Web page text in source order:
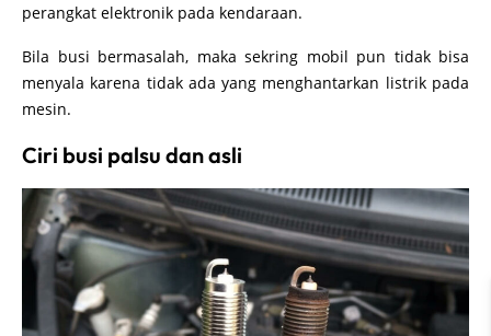
perangkat elektronik pada kendaraan.
Bila busi bermasalah, maka sekring mobil pun tidak bisa
menyala karena tidak ada yang menghantarkan listrik pada
mesin.
Ciri busi palsu dan asli